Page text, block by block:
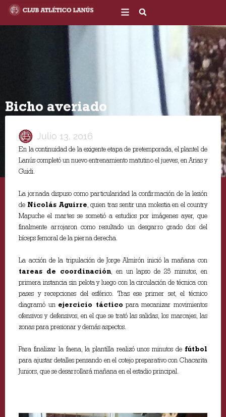
contenido
Bicho averiado
Julio 13, 2016
En la continuidad de la exigente etapa de pretemporada, el plantel de
Lanús completó un nuevo entrenamiento matutino el jueves, en Arias y
Guidi.
La jornada dispuso como particularidad la confirmación de la lesión
de Nicolás Aguirre, quien tras sentir una molestia en el country
Mapuche el martes se sometió a estudios por imágenes ayer, que
finalmente arrojaron como resultado un desgarro grado dos del
bíceps femoral de la pierna derecha.
La acción de la tripulación de Jorge Almirón inició la mañana con
tareas de coordinación, en un lapso de 25 minutos, en
primera instancia sin pelota y luego con la circulación de técnica con
pases y recepciones del esférico. Tras ese primer set, el técnico
diagramó un ejercicio táctico para mecanizar movimientos
ofensivos y defensivos, en el que se trató las salidas, los marcajes, las
zonas para presionar y demás aspectos.
Para finalizar la faena, la plantilla realizó unos minutos de fútbol
para ajustar detalles pensando en el cotejo preparativo con Chacarita
Juniors, que se desarrollará mañana en el estadio principal.